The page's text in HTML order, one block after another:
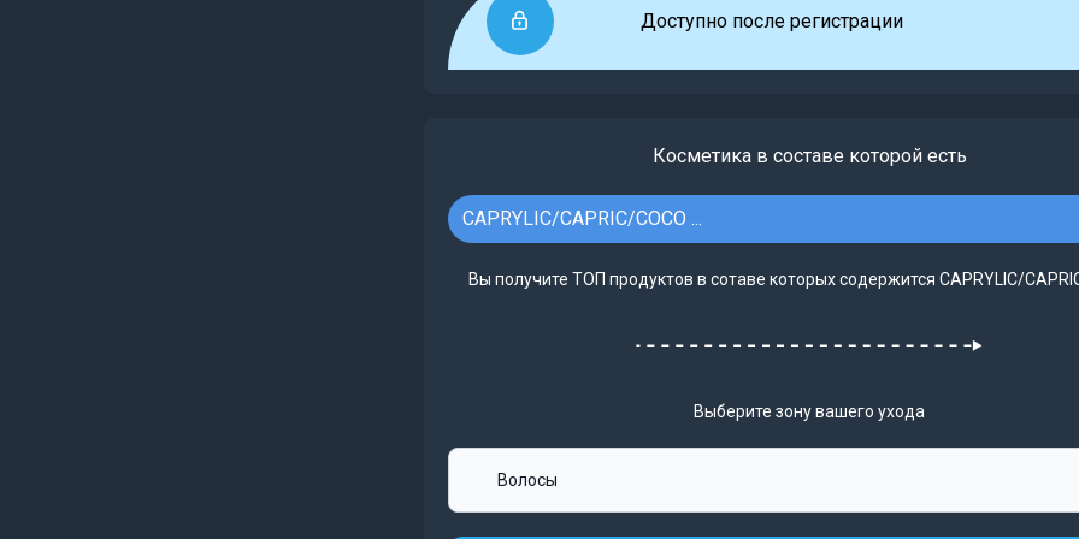
Доступно после регистрации
Косметика в составе которой есть
CAPRYLIC/CAPRIC/COCO ...
Вы получите ТОП продуктов в сотаве которых содержится CAPRYLIC/CAPRIC/
Выберите зону вашего ухода